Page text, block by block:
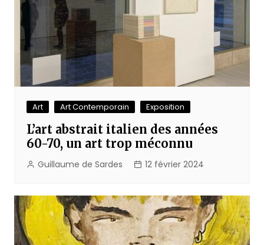
Art Art Contemporain Exposition
L’art abstrait italien des années
60-70, un art trop méconnu
Guillaume de Sardes 12 février 2024